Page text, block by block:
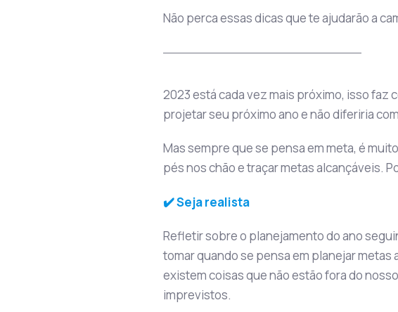
Não perca essas dicas que te ajudarão a
2023 está cada vez mais próximo, isso faz
projetar seu próximo ano e não diferiria
Mas sempre que se pensa em meta, é
pés nos chão e traçar metas alcançáveis.
✔️ Seja realista
Refletir sobre o planejamento do ano
tomar quando se pensa em planejar
existem coisas que não estão fora do
imprevistos.